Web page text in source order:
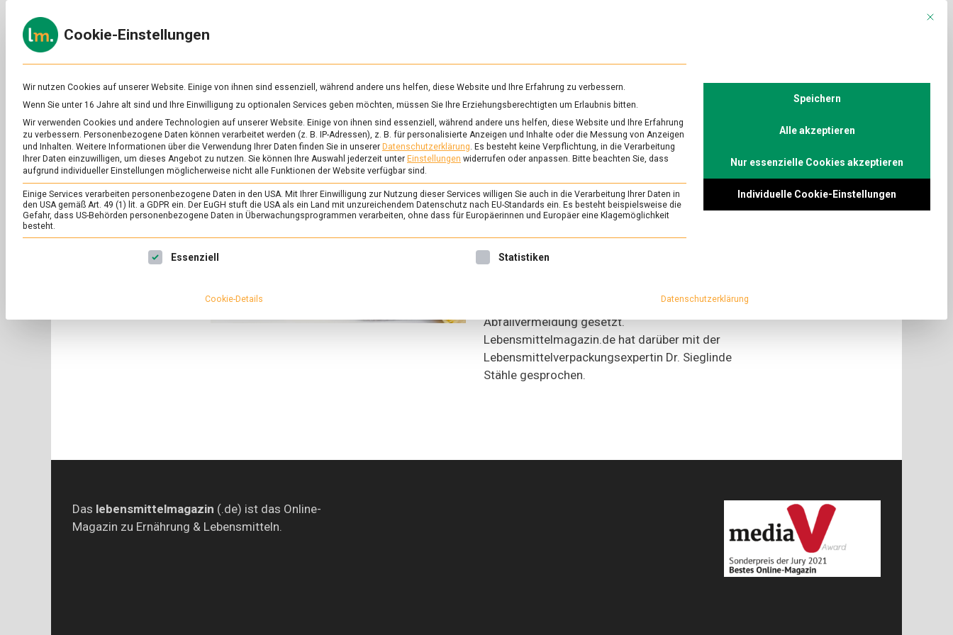
to
content
zu
&
Ernährung
SCHLAGWORT: FRÜHSTÜCKSCEREALIEN
FEATURED /WIRTSCHAFT
Was steckt in der „Mogelpackung“?
24. September 2021 Johannes Comment
und lesen? „Mehr Schein als Sein“, lautet der
Vorwurf und in einer neuen Variante der
Zusammenhang mit klimaschutzrelevanter
Abfallvermeidung gesetzt.
Lebensmittelmagazin.de hat darüber mit der
Lebensmittelverpackungsexpertin Dr. Sieglinde
Stähle gesprochen.
Das lebensmittelmagazin (.de) ist das Online-
Magazin zu Ernährung & Lebensmitteln.
Mit
Cookie-Einstellungen
Wir nutzen Cookies auf unserer Website. Einige von ihnen sind essenziell, während andere uns helfen, diese Website und Ihre Erfahrung zu verbessern.
Wenn Sie unter 16 Jahre alt sind und Ihre Einwilligung zu optionalen Services geben möchten, müssen Sie Ihre Erziehungsberechtigten um Erlaubnis bitten.
Wir verwenden Cookies und andere Technologien auf unserer Website. Einige von ihnen sind essenziell, während andere uns helfen, diese Website und Ihre Erfahrung
zu verbessern. Personenbezogene Daten können verarbeitet werden (z. B. IP-Adressen), z. B. für personalisierte Anzeigen und Inhalte oder die Messung von Anzeigen
und Inhalten. Weitere Informationen über die Verwendung Ihrer Daten finden Sie in unserer Datenschutzerklärung. Es besteht keine Verpflichtung, in die Verarbeitung
Ihrer Daten einzuwilligen, um dieses Angebot zu nutzen. Sie können Ihre Auswahl jederzeit unter Einstellungen widerrufen oder anpassen. Bitte beachten Sie, dass
aufgrund individueller Einstellungen möglicherweise nicht alle Funktionen der Website verfügbar sind.
Einige Services verarbeiten personenbezogene Daten in den USA. Mit Ihrer Einwilligung zur Nutzung dieser Services willigen Sie auch in die Verarbeitung Ihrer Daten in
den USA gemäß Art. 49 (1) lit. a GDPR ein. Der EuGH stuft die USA als ein Land mit unzureichendem Datenschutz nach EU-Standards ein. Es besteht beispielsweise die
Gefahr, dass US-Behörden personenbezogene Daten in Überwachungsprogrammen verarbeiten, ohne dass für Europäerinnen und Europäer eine Klagemöglichkeit
besteht.
Es folgt eine Liste der Service-Gruppen, für die eine Einwilligung erteilt werden kann. Die erste Service-Gruppe ist essenziell und kann nicht abgewählt werden.
Essenziell Statistiken
Speichern
Alle akzeptieren
Nur essenzielle Cookies akzeptieren
Individuelle Cookie-Einstellungen
Cookie-Details Datenschutzerklärung